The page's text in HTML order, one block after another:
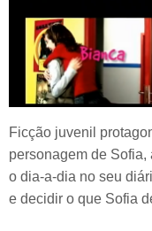
Ficção juvenil
personagem de
o dia-a-dia no seu
e decidir o que Sofia